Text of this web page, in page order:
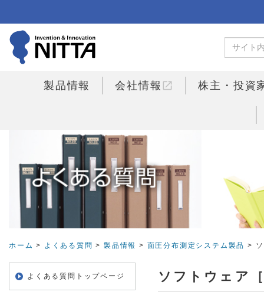
製品情報 会社情報 open_in_new 株主・投資
ホーム > よくある質問 >製品情報 > 面圧分布測定システム製品 >
よくある質問トップページ ソフトウェア